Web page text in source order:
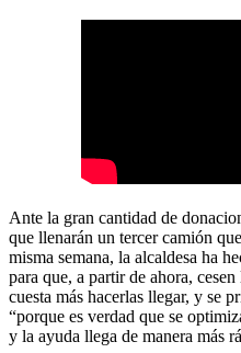
Ante la gran cantidad de
que llenarán un tercer camión
misma semana, la alcaldesa ha
para que, a partir de ahora,
cuesta más hacerlas llegar, y se
“porque es verdad que se
y la ayuda llega de manera más